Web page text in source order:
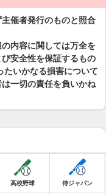
催者発行のものと照合
内容に関しては万全を
安全性を保証するもの
たいかなる損害について
一切の責任を負いかね
高校野球 侍ジャパン